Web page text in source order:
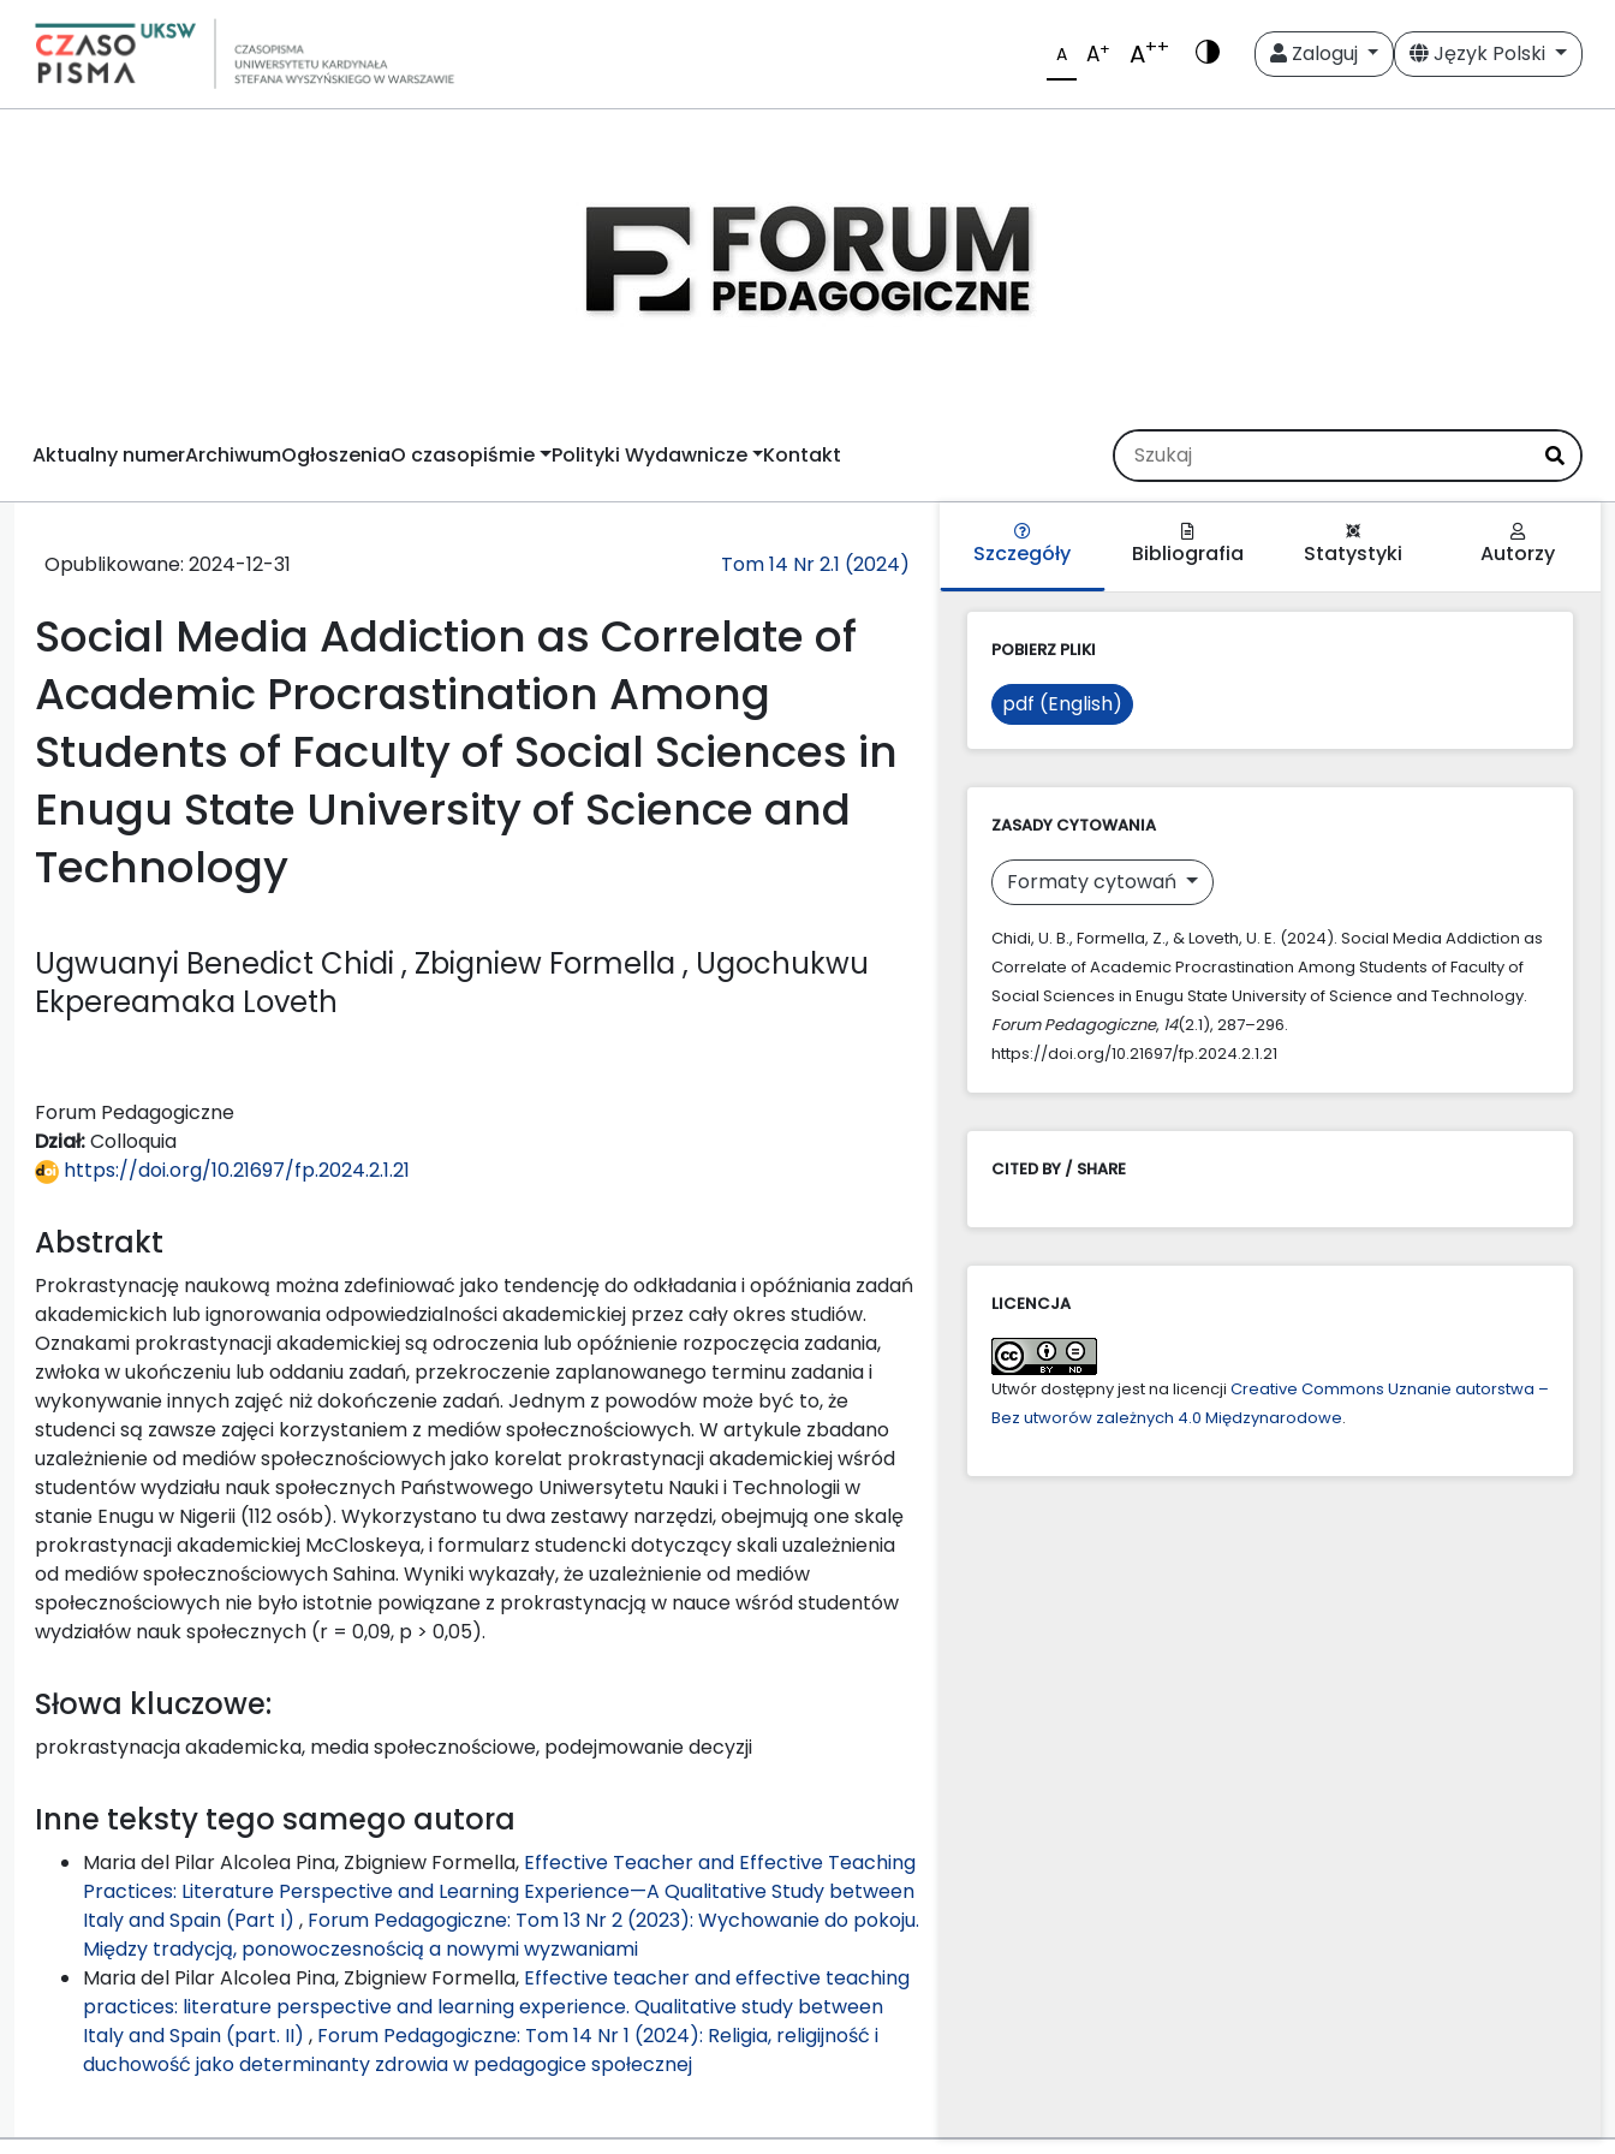
A A+ A++ Zaloguj Język Polski
Aktualny numerArchiwumOgłoszeniaO czasopiśmie Polityki Wydawnicze Kontakt
Opublikowane: 2024-12-31 Tom 14 Nr 2.1 (2024)
Social Media Addiction as Correlate of
Academic Procrastination Among
Students of Faculty of Social Sciences in
Enugu State University of Science and
Technology
Ugwuanyi Benedict Chidi , Zbigniew Formella , Ugochukwu
Ekpereamaka Loveth
Forum Pedagogiczne
Dział:Colloquia
https://doi.org/10.21697/fp.2024.2.1.21
Abstrakt
Prokrastynację naukową można zdefiniować jako tendencję do odkładania i opóźniania zadań
akademickich lub ignorowania odpowiedzialności akademickiej przez cały okres studiów.
Oznakami prokrastynacji akademickiej są odroczenia lub opóźnienie rozpoczęcia zadania,
zwłoka w ukończeniu lub oddaniu zadań, przekroczenie zaplanowanego terminu zadania i
wykonywanie innych zajęć niż dokończenie zadań. Jednym z powodów może być to, że
studenci są zawsze zajęci korzystaniem z mediów społecznościowych. W artykule zbadano
uzależnienie od mediów społecznościowych jako korelat prokrastynacji akademickiej wśród
studentów wydziału nauk społecznych Państwowego Uniwersytetu Nauki i Technologii w
stanie Enugu w Nigerii (112 osób). Wykorzystano tu dwa zestawy narzędzi, obejmują one skalę
prokrastynacji akademickiej McCloskeya, i formularz studencki dotyczący skali uzależnienia
od mediów społecznościowych Sahina. Wyniki wykazały, że uzależnienie od mediów
społecznościowych nie było istotnie powiązane z prokrastynacją w nauce wśród studentów
wydziałów nauk społecznych (r = 0,09, p > 0,05).
Słowa kluczowe:
prokrastynacja akademicka, media społecznościowe, podejmowanie decyzji
Inne teksty tego samego autora
Maria del Pilar Alcolea Pina, Zbigniew Formella, Effective Teacher and Effective Teaching
Practices: Literature Perspective and Learning Experience—A Qualitative Study between
Italy and Spain (Part I) , Forum Pedagogiczne: Tom 13 Nr 2 (2023): Wychowanie do pokoju.
Między tradycją, ponowoczesnością a nowymi wyzwaniami
Maria del Pilar Alcolea Pina, Zbigniew Formella, Effective teacher and effective teaching
practices: literature perspective and learning experience. Qualitative study between
Italy and Spain (part. II) , Forum Pedagogiczne: Tom 14 Nr 1 (2024): Religia, religijność i
duchowość jako determinanty zdrowia w pedagogice społecznej
Szczegóły Bibliografia Statystyki Autorzy
POBIERZ PLIKI
pdf (English)
ZASADY CYTOWANIA
Formaty cytowań
Chidi, U. B., Formella, Z., & Loveth, U. E. (2024). Social Media Addiction as
Correlate of Academic Procrastination Among Students of Faculty of
Social Sciences in Enugu State University of Science and Technology.
Forum Pedagogiczne, 14(2.1), 287–296.
https://doi.org/10.21697/fp.2024.2.1.21
CITED BY / SHARE
LICENCJA
Utwór dostępny jest na licencji Creative Commons Uznanie autorstwa –
Bez utworów zależnych 4.0 Międzynarodowe.